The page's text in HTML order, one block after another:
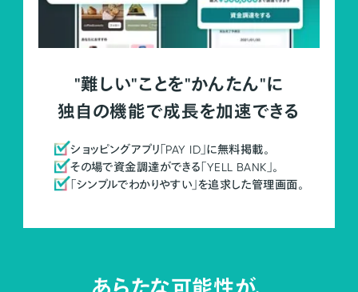
"難しい"ことを"かんたん"に
独自の機能で成長を加速できる
ショッピングアプリ「PAY ID」に無料掲載。
その場で資金調達ができる「YELL BANK」。
「シンプルでわかりやすい」を追求した管理画面。